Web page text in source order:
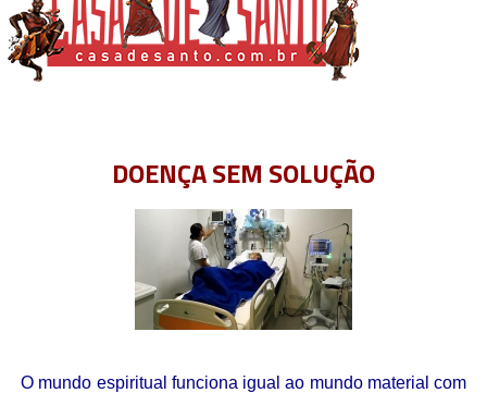
DOENÇA SEM SOLUÇÃO
O mundo espiritual funciona igual ao mundo material com